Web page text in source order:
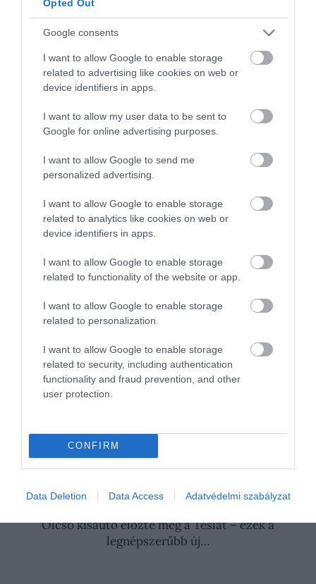
Opted Out
Google consents
I want to allow Google to enable storage
related to advertising like cookies on web or
device identifiers in apps.
I want to allow my user data to be sent to
Google for online advertising purposes.
I want to allow Google to send me
personalized advertising.
I want to allow Google to enable storage
related to analytics like cookies on web or
device identifiers in apps.
I want to allow Google to enable storage
related to functionality of the website or app.
I want to allow Google to enable storage
related to personalization.
I want to allow Google to enable storage
related to security, including authentication
functionality and fraud prevention, and other
user protection.
CONFIRM
Data Deletion Data Access Adatvédelmi szabályzat
megtetszik, természetesen meg is
vásárolhatja, és eldöntheti, hogy eredeti
formájában viszi haza, vagy az EcoReform
Bútor csapatával közösen alakítja tovább.
A nyitott raktár és műhely esemény havonta két
Bútor telephelyén. Az első időpont: 2026. március 27.
Reggel 8 órától este 6 óráig várja Dávid és Ruxi az
További részletek a Facebook-eseményben
Olvasd el ezt is!
hagyják, hogy a bútorok a
lomtalanításban végezzék (x)
Egy bútorrestaurátor fejtette meg a 20
000 éves régészeti rejtélyt
Nyitókép: EcoReform Bútor
BÚTOR MEGNYITÓ PROGRAM
RAKTÁR
Alig maradt belőlük: 3 egykor népszerű
Olcsó kisautó előzte meg a Teslát – ezek a
legnépszerűbb új…